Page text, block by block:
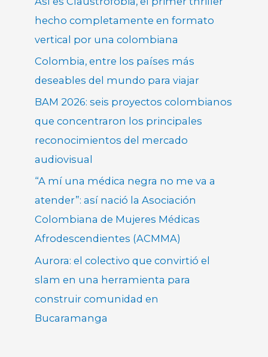
hecho completamente en formato
vertical por una colombiana
Colombia, entre los países más
deseables del mundo para viajar
BAM 2026: seis proyectos colombianos
que concentraron los principales
reconocimientos del mercado
audiovisual
“A mí una médica negra no me va a
atender”: así nació la Asociación
Colombiana de Mujeres Médicas
Afrodescendientes (ACMMA)
Aurora: el colectivo que convirtió el
slam en una herramienta para
construir comunidad en
Bucaramanga